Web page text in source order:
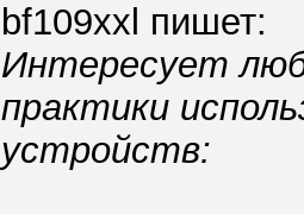
bf109xxl пишет:
Интересует
практики
устройств: